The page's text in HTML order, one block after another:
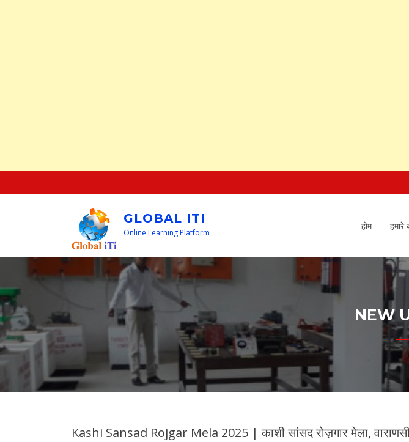
GLOBAL ITI
Online Learning Platform
होम हमारे
NEW
Kashi Sansad Rojgar Mela 2025 | काशी सांसद रोज़गार मेला,